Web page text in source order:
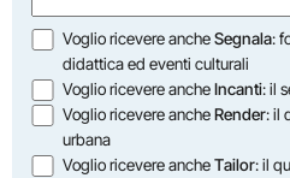
Opzioni
Voglio ricevere ancheSegnala:
didattica ed eventi culturali
Voglio ricevere ancheIncanti: il
Voglio ricevere ancheRender: il
urbana
Voglio ricevere ancheTailor: il